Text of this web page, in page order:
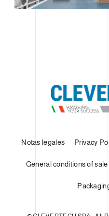
Notas legales Privacy
General conditions of sale